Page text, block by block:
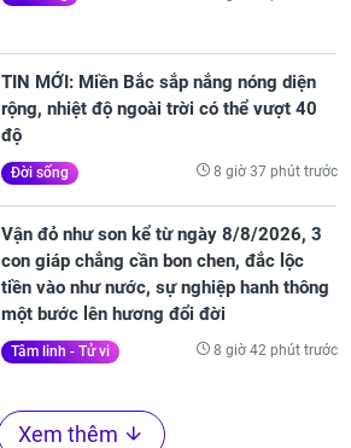
TIN MỚI: Miền Bắc sắp nắng nóng diện
rộng, nhiệt độ ngoài trời có thể vượt 40
độ
Đời sống 8 giờ 37 phút trước
Vận đỏ như son kể từ ngày 8/8/2026, 3
con giáp chẳng cần bon chen, đắc lộc
tiền vào như nước, sự nghiệp hanh thông
một bước lên hương đổi đời
Tâm linh - Tử vi 8 giờ 42 phút trước
Xem thêm